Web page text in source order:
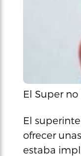
El Super
El
ofrecer
estaba